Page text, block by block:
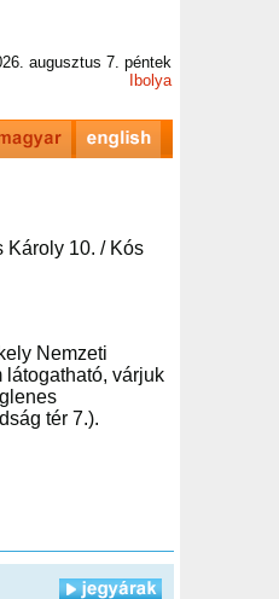
augusztus 7. péntek
Ibolya
Károly 10. / Kós
Nemzeti
látogatható, várjuk
tér 7.).